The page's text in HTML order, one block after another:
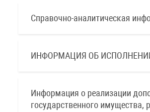
Справочно-аналитическая
ИНФОРМАЦИЯ ОБ ИСПОЛНЕНИИ
Информация о реализации
государственного